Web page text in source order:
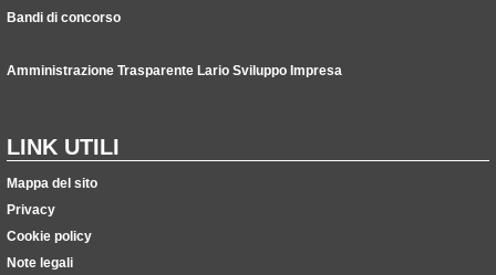
Bandi di concorso
Amministrazione Trasparente Lario Sviluppo Impresa
LINK UTILI
Mappa del sito
Privacy
Cookie policy
Note legali